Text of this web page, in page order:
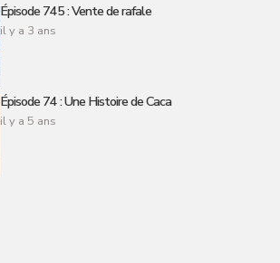
Épisode 745 : Vente de rafale
il y a 3 ans
Épisode 74 : Une Histoire de Caca
il y a 5 ans